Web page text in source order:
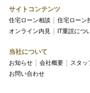
サイトコンテンツ
住宅ローン相談 住宅ローン
オンライン内見
IT重説につ
当社について
お知らせ 会社概要 スタッ
お問い合わせ